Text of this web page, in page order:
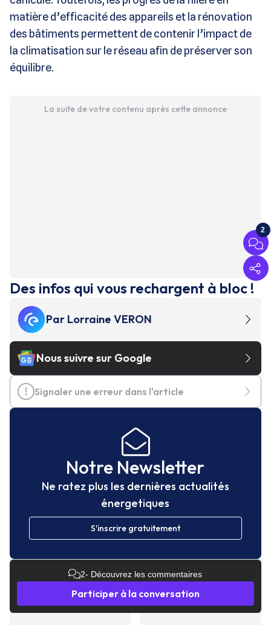
matière d’efficacité des appareils et la rénovation
des bâtiments permettent de contenir l’impact de
la climatisation sur le réseau afin de préserver son
équilibre.
La suite de votre contenu après cette annonce
2
Des infos qui vous rechargent à bloc !
Par Lorraine VERON
Nous suivre sur Google
Signaler une erreur dans l'article
Notre Newsletter
Ne ratez plus les dernières actualités
énergetiques
S'inscrire gratuitement
2- Découvrez les commentaires
Participer à la conversation